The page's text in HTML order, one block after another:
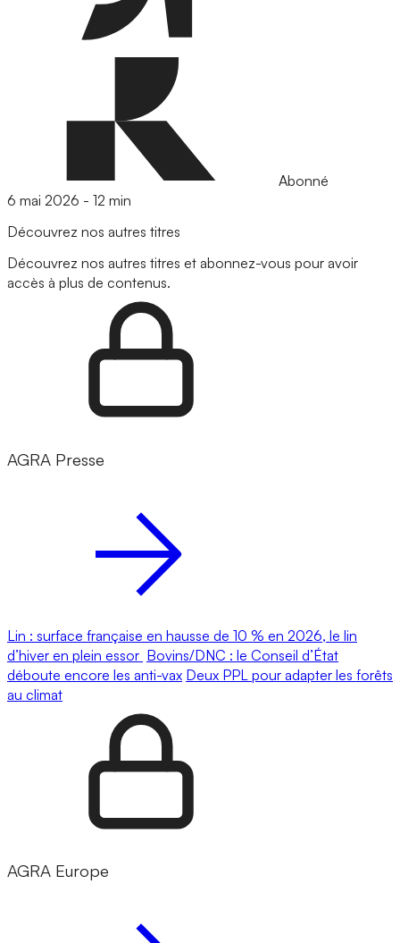
Abonné
6 mai 2026 - 12 min
Découvrez nos autres titres
Découvrez nos autres titres et abonnez-vous pour avoir
accès à plus de contenus.
AGRA Presse
Lin : surface française en hausse de 10 % en 2026, le lin
d’hiver en plein essor Bovins/DNC : le Conseil d’État
déboute encore les anti-vax Deux PPL pour adapter les forêts
au climat
AGRA Europe